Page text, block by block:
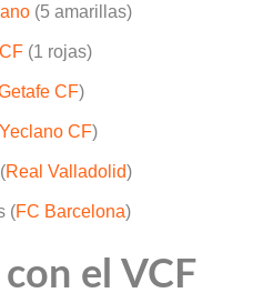
(5 amarillas)
(1 rojas)
CF)
Yeclano CF)
Real Valladolid)
(FC Barcelona)
el VCF